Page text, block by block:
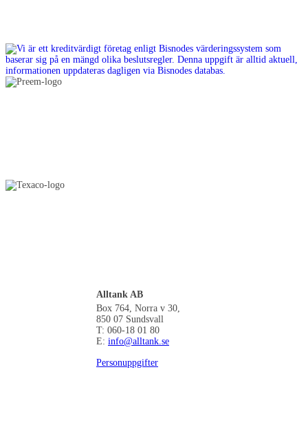
Alltank AB
Box 764, Norra v 30,
850 07 Sundsvall
T: 060-18 01 80
E: info@alltank.se
Personuppgifter